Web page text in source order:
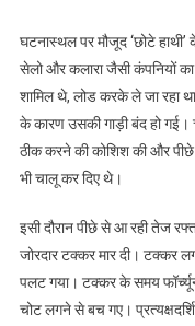
घटनास्थल पर मौजूद ‘छोटे
सेलो और कलारा जैसी कंपनियों
शामिल थे, लोड करके ले जा रहा
के कारण उसकी गाड़ी बंद हो
ठीक करने की कोशिश की और
भी चालू कर दिए थे।
इसी दौरान पीछे से आ रही तेज
जोरदार टक्कर मार दी। टक्कर
पलट गया। टक्कर के समय
चोट लगने से बच गए।